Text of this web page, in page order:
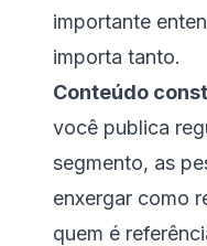
importante
importa tanto.
Conteúdo
você publica
segmento, as
enxergar como
quem é